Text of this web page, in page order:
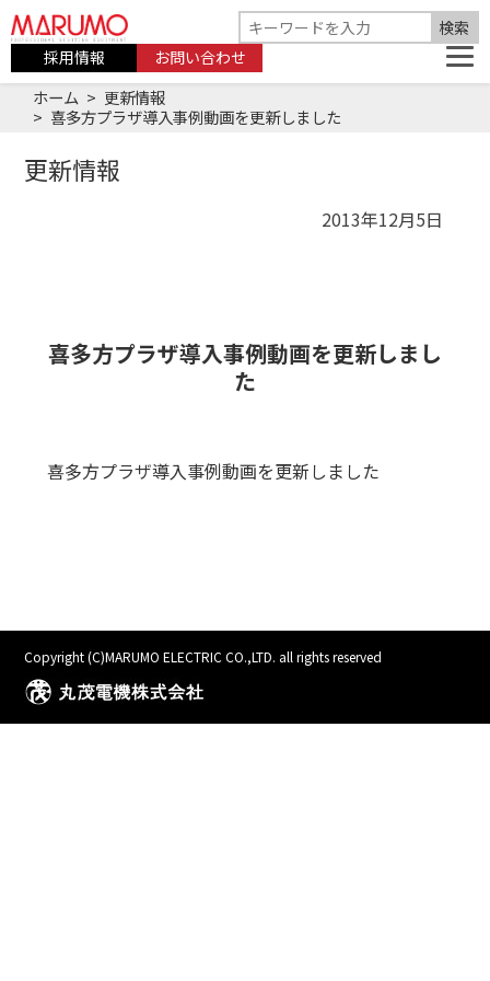
採用情報 お問い合わせ
ホーム
更新情報
喜多方プラザ導入事例動画を更新しました
更新情報
2013年12月5日
喜多方プラザ導入事例動画を更新しまし
た
喜多方プラザ導入事例動画を更新しました
Copyright (C)MARUMO ELECTRIC CO.,LTD. all rights reserved